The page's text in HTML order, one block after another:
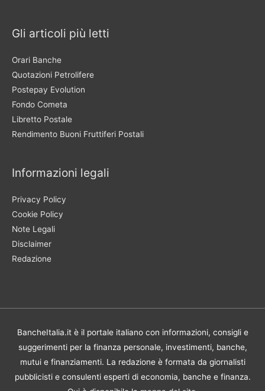
Gli articoli più letti
Orari Banche
Quotazioni Petrolifere
Postepay Evolution
Fondo Cometa
Libretto Postale
Rendimento Buoni Fruttiferi Postali
Informazioni legali
Privacy Policy
Cookie Policy
Note Legali
Disclaimer
Redazione
BancheItalia.it è il portale italiano con informazioni, consigli e
suggerimenti per la finanza personale, investimenti, banche,
mutui e finanziamenti. La redazione è formata da giornalisti
pubblicisti e consulenti esperti di economia, banche e finanza.